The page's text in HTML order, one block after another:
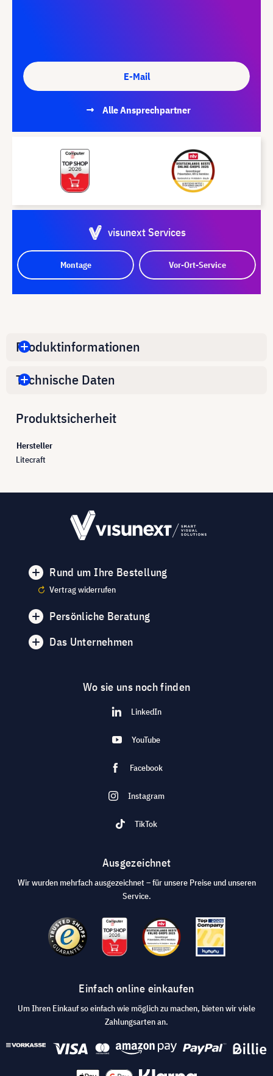
E-Mail
Alle Ansprechpartner
visunext Services
Montage Vor-Ort-Service
Produktinformationen
Technische Daten
Produktsicherheit
Hersteller
Litecraft
Rund um Ihre Bestellung
Vertrag widerrufen
Persönliche Beratung
Das Unternehmen
Wo sie uns noch finden
LinkedIn
YouTube
Facebook
Instagram
TikTok
Ausgezeichnet
Wir wurden mehrfach ausgezeichnet – für unsere Preise und unseren
Service.
Einfach online einkaufen
Um Ihren Einkauf so einfach wie möglich zu machen, bieten wir viele
Zahlungsarten an.